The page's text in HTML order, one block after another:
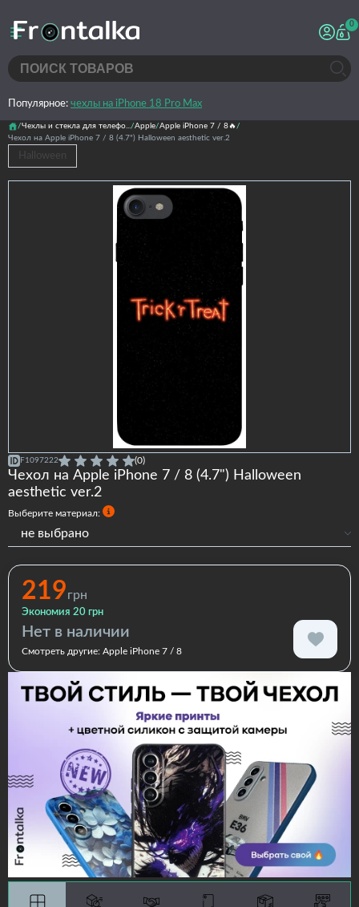
0
Популярное: чехлы на iPhone 18 Pro Max
Чехлы и стекла для телефо... Apple Apple iPhone 7 / 8🔥
Чехол на Apple iPhone 7 / 8 (4.7") Halloween aesthetic ver.2
Halloween
F1097222 (0)
Чехол на Apple iPhone 7 / 8 (4.7") Halloween
aesthetic ver.2
Выберите материал:
не выбрано
Premium
219грн
Экономия 20 грн
Нет в наличии
Смотреть другие: Apple iPhone 7 / 8